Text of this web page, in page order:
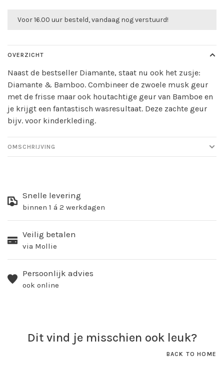
Voor 16.00 uur besteld, vandaag nog verstuurd!
OVERZICHT
Naast de bestseller Diamante, staat nu ook het zusje:
Diamante & Bamboo. Combineer de zwoele musk geur
met de frisse maar ook houtachtige geur van Bamboe en
je krijgt een fantastisch wasresultaat. Deze zachte geur
bijv. voor kinderkleding.
OMSCHRIJVING
Snelle levering
binnen 1 á 2 werkdagen
Veilig betalen
via Mollie
Persoonlijk advies
ook online
Dit vind je misschien ook leuk?
BACK TO HOME